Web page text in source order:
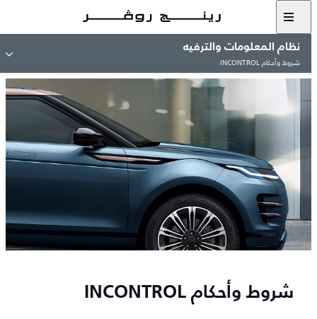
نظام المعلومات والترفيه
شروط وأحكام INCONTROL
شروط وأحكام INCONTROL